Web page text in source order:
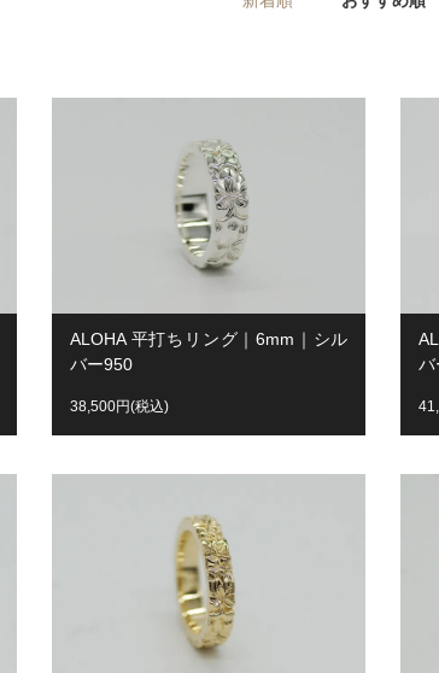
ALOHA 平打ちリング｜6mm｜シル
バー950
38,500円(税込)